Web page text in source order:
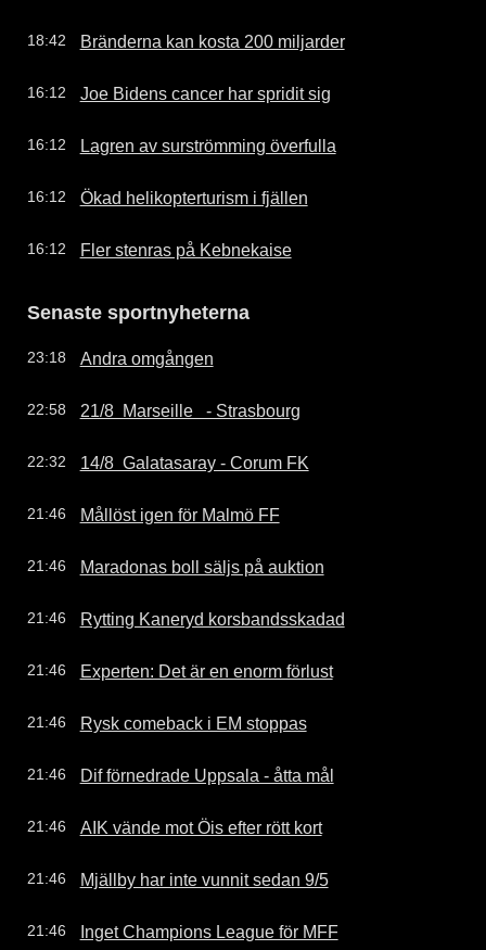
18:42 Bränderna kan kosta 200 miljarder
16:12 Joe Bidens cancer har spridit sig
16:12 Lagren av surströmming överfulla
16:12 Ökad helikopterturism i fjällen
16:12 Fler stenras på Kebnekaise
Senaste sportnyheterna
23:18 Andra omgången
22:58 21/8  Marseille   - Strasbourg
22:32 14/8  Galatasaray - Corum FK
21:46 Mållöst igen för Malmö FF
21:46 Maradonas boll säljs på auktion
21:46 Rytting Kaneryd korsbandsskadad
21:46 Experten: Det är en enorm förlust
21:46 Rysk comeback i EM stoppas
21:46 Dif förnedrade Uppsala - åtta mål
21:46 AIK vände mot Öis efter rött kort
21:46 Mjällby har inte vunnit sedan 9/5
21:46 Inget Champions League för MFF